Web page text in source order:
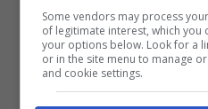
Some vendors may process
of legitimate interest, which you
your options below. Look for a
or in the site menu to manage
and cookie settings.